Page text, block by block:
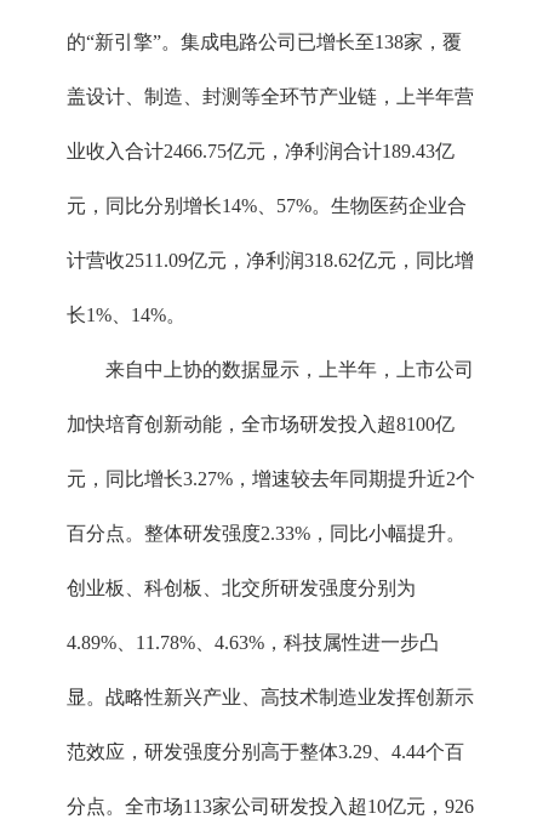
的“新引擎”。集成电路公司已增长至138家，覆
盖设计、制造、封测等全环节产业链，上半年营
业收入合计2466.75亿元，净利润合计189.43亿
元，同比分别增长14%、57%。生物医药企业合
计营收2511.09亿元，净利润318.62亿元，同比增
长1%、14%。
来自中上协的数据显示，上半年，上市公司
加快培育创新动能，全市场研发投入超8100亿
元，同比增长3.27%，增速较去年同期提升近2个
百分点。整体研发强度2.33%，同比小幅提升。
创业板、科创板、北交所研发强度分别为
4.89%、11.78%、4.63%，科技属性进一步凸
显。战略性新兴产业、高技术制造业发挥创新示
范效应，研发强度分别高于整体3.29、4.44个百
分点。全市场113家公司研发投入超10亿元，926